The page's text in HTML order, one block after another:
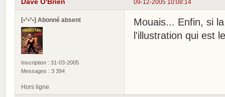
09-12-2005 10:08:14
Dave O'Brien
[•°•°•] Abonné absent
Inscription : 31-03-2005
Messages : 3 394
Mouais... Enfin, si
l'illustration qui est
Hors ligne